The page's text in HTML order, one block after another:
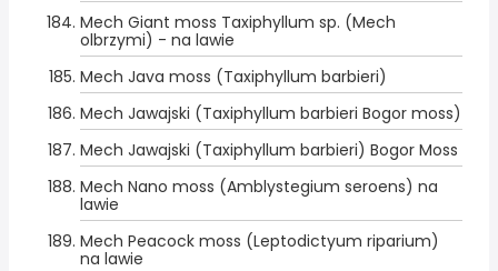
Mech Giant moss Taxiphyllum sp. (Mech
olbrzymi) - na lawie
Mech Java moss (Taxiphyllum barbieri)
Mech Jawajski (Taxiphyllum barbieri Bogor moss)
Mech Jawajski (Taxiphyllum barbieri) Bogor Moss
Mech Nano moss (Amblystegium seroens) na
lawie
Mech Peacock moss (Leptodictyum riparium)
na lawie